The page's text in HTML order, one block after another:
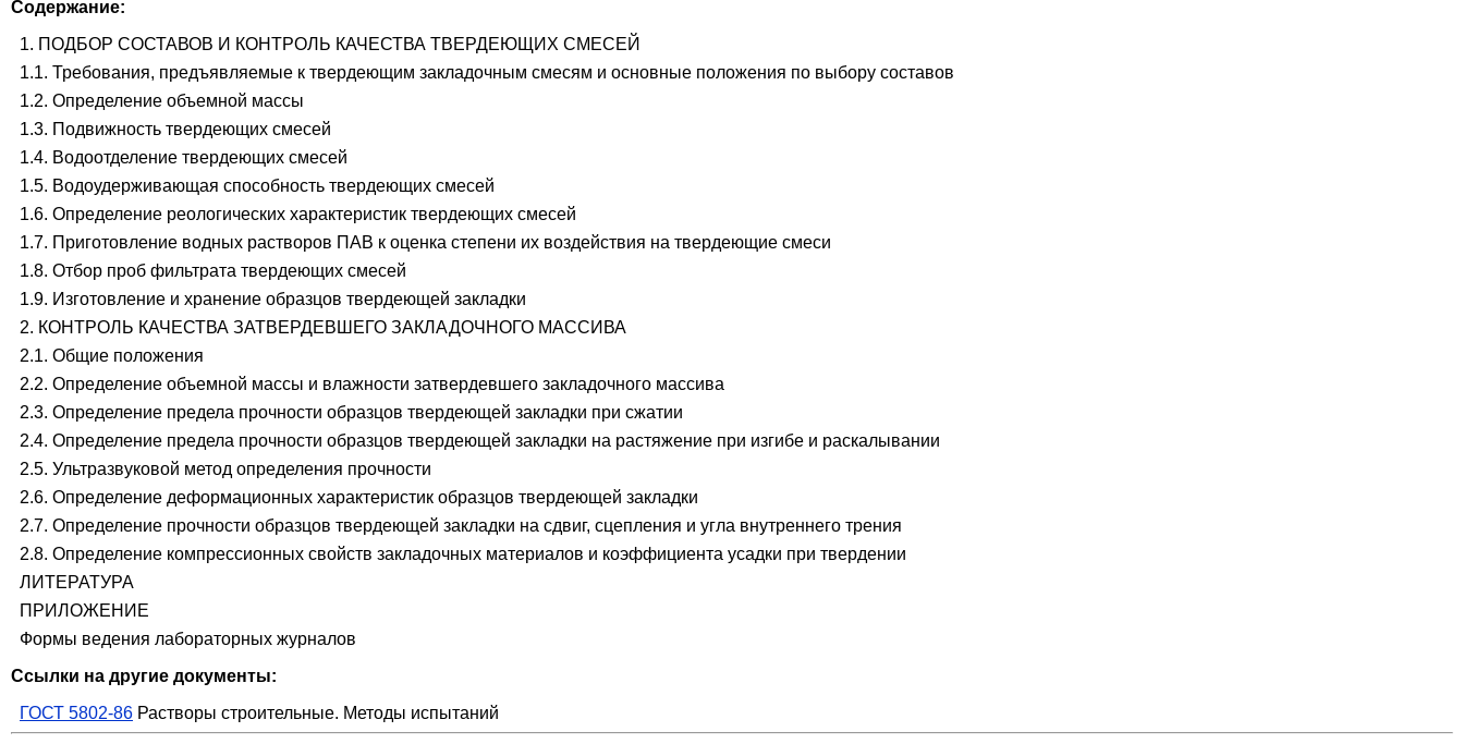
Содержание:
1. ПОДБОР СОСТАВОВ И КОНТРОЛЬ КАЧЕСТВА ТВЕРДЕЮЩИХ СМЕСЕЙ
1.1. Требования, предъявляемые к твердеющим закладочным смесям и основные положения по выбору составов
1.2. Определение объемной массы
1.3. Подвижность твердеющих смесей
1.4. Водоотделение твердеющих смесей
1.5. Водоудерживающая способность твердеющих смесей
1.6. Определение реологических характеристик твердеющих смесей
1.7. Приготовление водных растворов ПАВ к оценка степени их воздействия на твердеющие смеси
1.8. Отбор проб фильтрата твердеющих смесей
1.9. Изготовление и хранение образцов твердеющей закладки
2. КОНТРОЛЬ КАЧЕСТВА ЗАТВЕРДЕВШЕГО ЗАКЛАДОЧНОГО МАССИВА
2.1. Общие положения
2.2. Определение объемной массы и влажности затвердевшего закладочного массива
2.3. Определение предела прочности образцов твердеющей закладки при сжатии
2.4. Определение предела прочности образцов твердеющей закладки на растяжение при изгибе и раскалывании
2.5. Ультразвуковой метод определения прочности
2.6. Определение деформационных характеристик образцов твердеющей закладки
2.7. Определение прочности образцов твердеющей закладки на сдвиг, сцепления и угла внутреннего трения
2.8. Определение компрессионных свойств закладочных материалов и коэффициента усадки при твердении
ЛИТЕРАТУРА
ПРИЛОЖЕНИЕ
Формы ведения лабораторных журналов
Ссылки на другие документы:
ГОСТ 5802-86 Растворы строительные. Методы испытаний